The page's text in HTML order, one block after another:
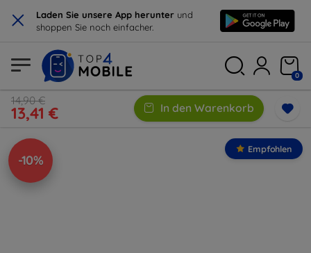
× Laden Sie unsere App herunter und
shoppen Sie noch einfacher.
0
14,90 €
13,41 € In den Warenkorb
-10%
Empfohlen